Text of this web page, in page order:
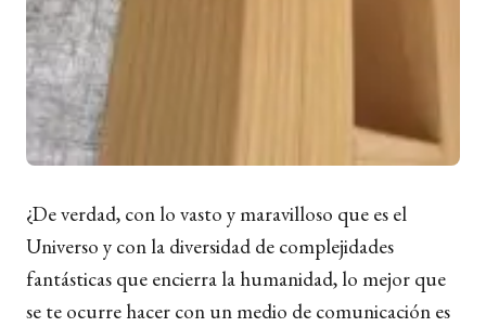
¿De verdad, con lo vasto y maravilloso que es el
Universo y con la diversidad de complejidades
fantásticas que encierra la humanidad, lo mejor que
se te ocurre hacer con un medio de comunicación es